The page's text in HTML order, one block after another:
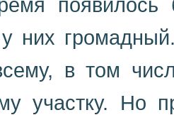
у них
в том
участку. Но